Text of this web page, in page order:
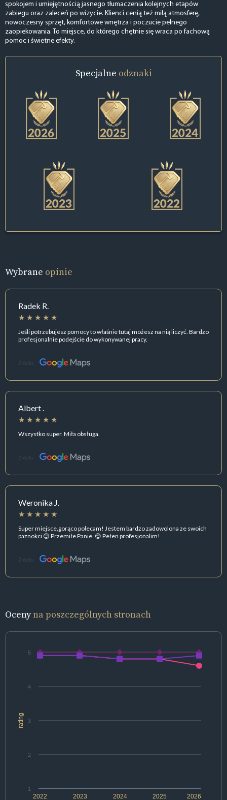
spokojem i umiejętnością jasnego tłumaczenia kolejnych etapów
zabiegu oraz zaleceń po wizycie. Klienci cenią też miłą atmosferę,
nowoczesny sprzęt, komfortowe wnętrza i poczucie pełnego
zaopiekowania. To miejsce, do którego chętnie się wraca po fachową
pomoc i świetne efekty.
Specjalne odznaki
Wybrane opinie
Radek R.
Jeśli potrzebujesz pomocy to właśnie tutaj możesz na nią liczyć. Bardzo
profesjonalnie podejście do wykonywanej pracy.
Źródło:
Albert .
Wszystko super. Miła obsługa.
Źródło:
Weronika J.
Super miejsce,gorąco polecam! Jestem bardzo zadowolona ze swoich
paznokci 😊 Przemiłe Panie. 😊 Pełen profesjonalim!
Źródło:
Ocenyna poszczególnych stronach
rating
2022 2024 2026
2023 2025
1
2
3
4
5